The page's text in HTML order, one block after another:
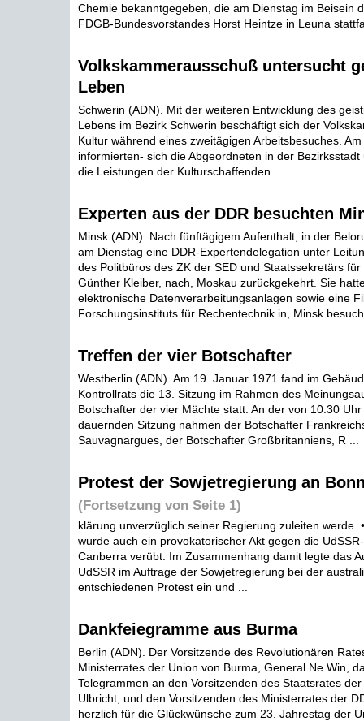
Chemie bekanntgegeben, die am Dienstag im Beisein
FDGB-Bundesvorstandes Horst Heintze in Leuna
Volkskammerausschuß untersucht
Leben
Schwerin (ADN). Mit der weiteren Entwicklung des
Lebens im Bezirk Schwerin beschäftigt sich der
Kultur während eines zweitägigen Arbeitsbesuches.
informierten- sich die Abgeordneten in der
die Leistungen der Kulturschaffenden ...
Experten aus der DDR besuchten
Minsk (ADN). Nach fünftägigem Aufenthalt, in der
am Dienstag eine DDR-Expertendelegation unter
des Politbüros des ZK der SED und Staatssekretärs
Günther Kleiber, nach, Moskau zurückgekehrt. Sie
elektronische Datenverarbeitungsanlagen sowie eine
Forschungsinstituts für Rechentechnik in, Minsk
Treffen der vier Botschafter
Westberlin (ADN). Am 19. Januar 1971 fand im
Kontrollrats die 13. Sitzung im Rahmen des
Botschafter der vier Mächte statt. An der von 10.30
dauernden Sitzung nahmen der Botschafter
Sauvagnargues, der Botschafter Großbritanniens, R ...
Protest der Sowjetregierung an
(Fortsetzung von Seite 1)
klärung unverzüglich seiner Regierung zuleiten werde.
wurde auch ein provokatorischer Akt gegen die
Canberra verübt. Im Zusammenhang damit legte das
UdSSR im Auftrage der Sowjetregierung bei der
entschiedenen Protest ein und ...
Dankfeiegramme aus Burma
Berlin (ADN). Der Vorsitzende des Revolutionären
Ministerrates der Union von Burma, General Ne Win,
Telegrammen an den Vorsitzenden des Staatsrates der
Ulbricht, und den Vorsitzenden des Ministerrates der
herzlich für die Glückwünsche zum 23. Jahrestag der